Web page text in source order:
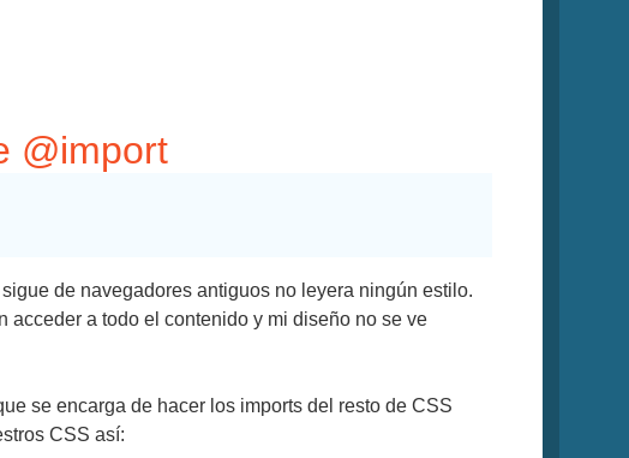
@import
de navegadores antiguos no leyera ningún estilo.
acceder a todo el contenido y mi diseño no se ve
se encarga de hacer los imports del resto de CSS
CSS así: